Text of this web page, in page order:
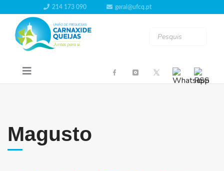
214 173 090 geral@ufcq.pt
Magusto